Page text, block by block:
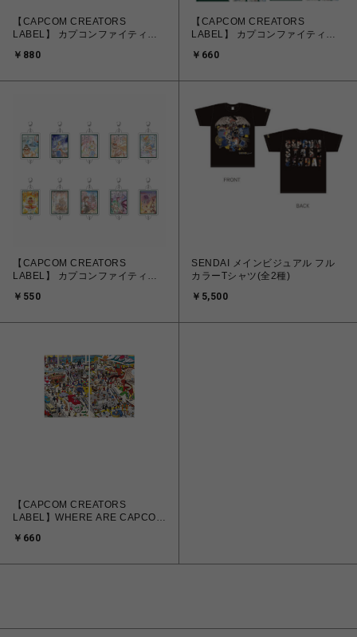
【CAPCOM CREATORS
LABEL】 カプコンファイティン
(トレーディング)
￥880
【CAPCOM CREATORS
LABEL】 カプコンファイティン
￥660
【CAPCOM CREATORS
LABEL】 カプコンファイティン
(トレーディング)
￥550
SENDAI メインビジュアル フル
カラーTシャツ(全2種)
￥5,500
【CAPCOM CREATORS
LABEL】WHERE ARE CAPCOM
￥660